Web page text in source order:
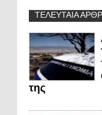
ΤΕΛΕΥΤΑΙΑ
της